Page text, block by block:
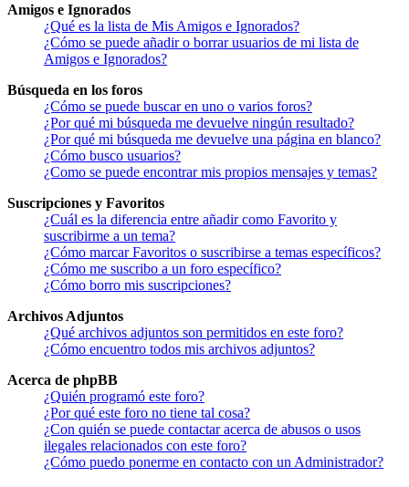
Amigos e Ignorados
¿Qué es la lista de Mis Amigos e Ignorados?
¿Cómo se puede añadir o borrar usuarios de mi lista de
Amigos e Ignorados?
Búsqueda en los foros
¿Cómo se puede buscar en uno o varios foros?
¿Por qué mi búsqueda me devuelve ningún resultado?
¿Por qué mi búsqueda me devuelve una página en blanco?
¿Cómo busco usuarios?
¿Como se puede encontrar mis propios mensajes y temas?
Suscripciones y Favoritos
¿Cuál es la diferencia entre añadir como Favorito y
suscribirme a un tema?
¿Cómo marcar Favoritos o suscribirse a temas específicos?
¿Cómo me suscribo a un foro específico?
¿Cómo borro mis suscripciones?
Archivos Adjuntos
¿Qué archivos adjuntos son permitidos en este foro?
¿Cómo encuentro todos mis archivos adjuntos?
Acerca de phpBB
¿Quién programó este foro?
¿Por qué este foro no tiene tal cosa?
¿Con quién se puede contactar acerca de abusos o usos
ilegales relacionados con este foro?
¿Cómo puedo ponerme en contacto con un Administrador?